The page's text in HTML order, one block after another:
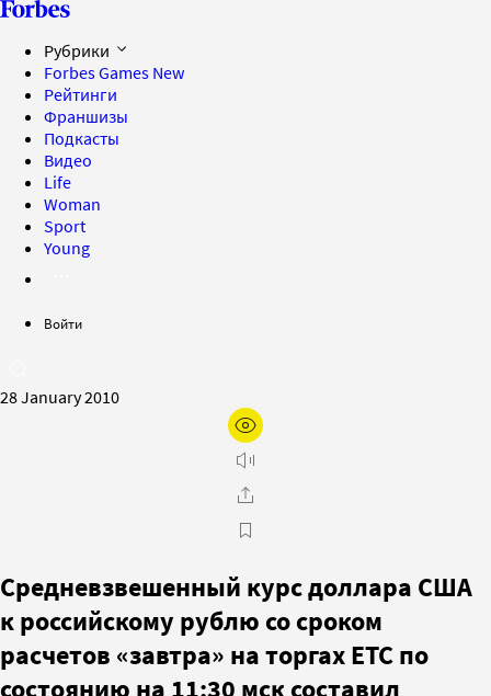
Рубрики
Forbes Games New
Рейтинги
Франшизы
Подкасты
Видео
Life
Woman
Sport
Young
Войти
28 January 2010
Средневзвешенный курс доллара США
к российскому рублю со сроком
расчетов «завтра» на торгах ETC по
состоянию на 11:30 мск составил